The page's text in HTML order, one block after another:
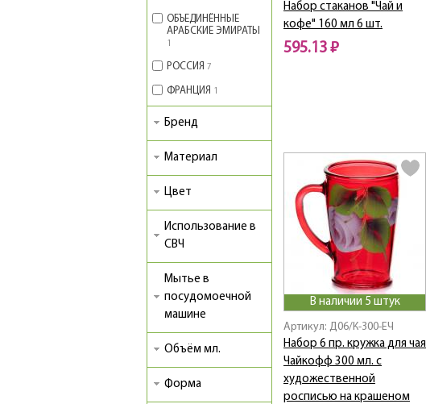
ОБЪЕДИНЁННЫЕ
АРАБСКИЕ ЭМИРАТЫ
1
РОССИЯ 7
ФРАНЦИЯ 1
Бренд
Материал
Цвет
Использование в
СВЧ
Мытье в
посудомоечной
машине
Объём мл.
Форма
Набор стаканов "Чай и
кофе" 160 мл 6 шт.
595.13 ₽
В наличии 5 штук
Артикул: Д06/К-300-ЕЧ
Набор 6 пр. кружка для чая
Чайкофф 300 мл. с
художественной
росписью на крашеном